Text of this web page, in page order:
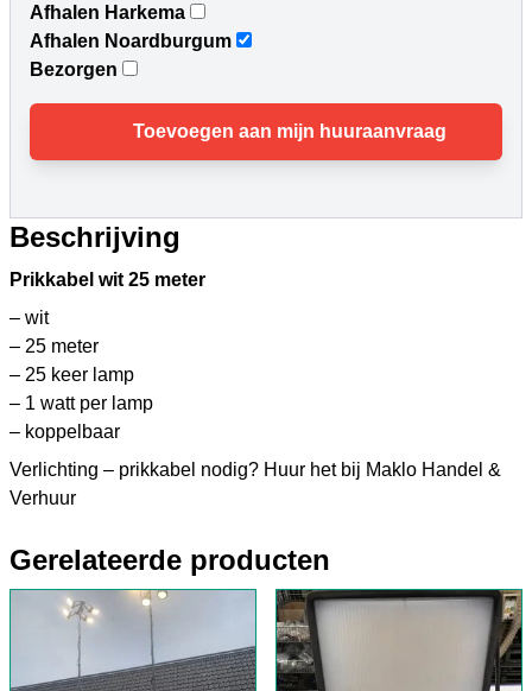
Afhalen Harkema
Afhalen Noardburgum
Bezorgen
Toevoegen aan mijn huuraanvraag
Beschrijving
Prikkabel wit 25 meter
– wit
– 25 meter
– 25 keer lamp
– 1 watt per lamp
– koppelbaar
Verlichting – prikkabel nodig? Huur het bij Maklo Handel &
Verhuur
Gerelateerde producten